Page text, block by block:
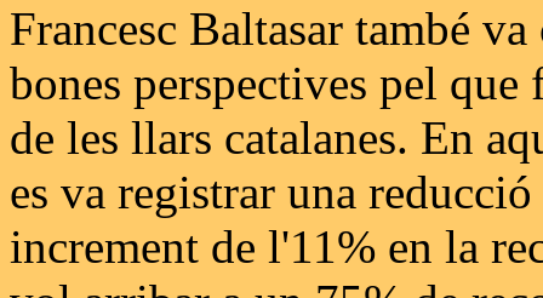
Francesc Baltasar també
bones perspectives pel que
de les llars catalanes. En
es va registrar una
increment de l'11% en la